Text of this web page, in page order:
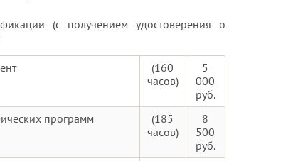
(с получением удостоверения о
(160
часов)
5
000
руб.
программ
(185
часов)
8
500
руб.